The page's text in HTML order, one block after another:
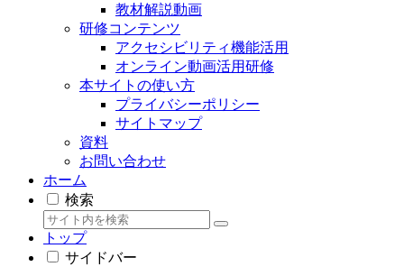
教材解説動画
研修コンテンツ
アクセシビリティ機能活用
オンライン動画活用研修
本サイトの使い方
プライバシーポリシー
サイトマップ
資料
お問い合わせ
ホーム
検索
トップ
サイドバー